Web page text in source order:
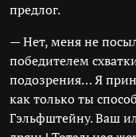
предлог.
— Нет, меня не
победителем
подозрения… Я
как только ты
Гэльфштейну. Ваш